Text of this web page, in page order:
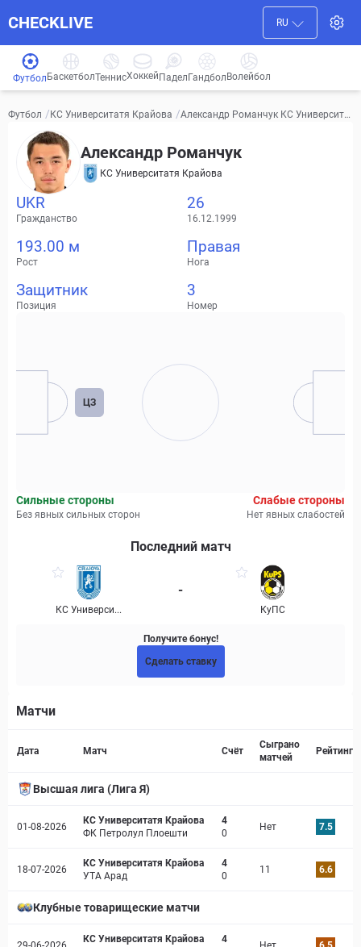
CHECKLIVE RU
Футбол БаскетболТеннисХоккей ПаделГандбол Волейбол
Футбол / КС Университатя Крайова /Александр Романчук КС Университа
Александр Романчук
КС Университатя Крайова
UKR
Гражданство
26
16.12.1999
193.00 м
Рост
Правая
Нога
Защитник
Позиция
3
Номер
ЦЗ
Сильные стороны
Без явных сильных сторон
Слабые стороны
Нет явных слабостей
Последний матч
КС Универси...
-
КуПС
Получите бонус!
Сделать ставку
Матчи
Дата Матч Счёт
Сыграно
матчей
Рейтинг
Высшая лига (Лига Я)
01-08-2026
КС Университатя Крайова
ФК Петролул Плоешти
4
0
Нет 7.5
18-07-2026
КС Университатя Крайова
УТА Арад
4
0
11 6.6
Клубные товарищеские матчи
КС Университатя Крайова
4